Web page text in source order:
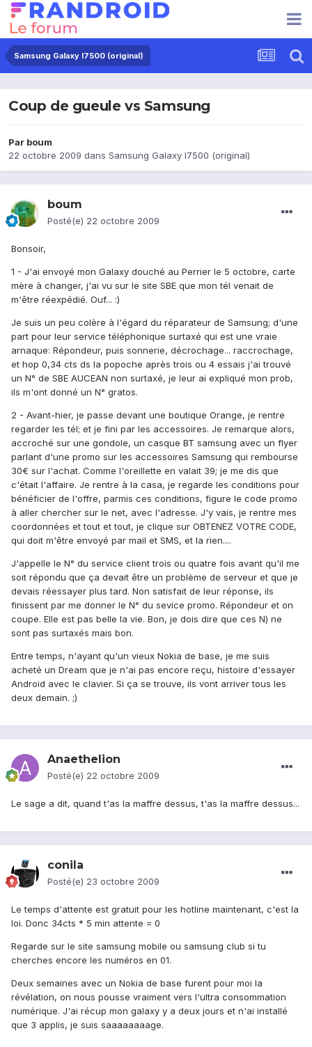
Samsung Galaxy I7500 (original)
Coup de gueule vs Samsung
Par boum
22 octobre 2009 dans Samsung Galaxy I7500 (original)
boum
Posté(e) 22 octobre 2009
Bonsoir,
1 - J'ai envoyé mon Galaxy douché au Perrier le 5 octobre, carte
mère à changer, j'ai vu sur le site SBE que mon tél venait de
m'être réexpédié. Ouf... :)
Je suis un peu colère à l'égard du réparateur de Samsung; d'une
part pour leur service téléphonique surtaxé qui est une vraie
arnaque: Répondeur, puis sonnerie, décrochage... raccrochage,
et hop 0,34 cts ds la popoche après trois ou 4 essais j'ai trouvé
un N° de SBE AUCEAN non surtaxé, je leur ai expliqué mon prob,
ils m'ont donné un N° gratos.
2 - Avant-hier, je passe devant une boutique Orange, je rentre
regarder les tél; et je fini par les accessoires. Je remarque alors,
accroché sur une gondole, un casque BT samsung avec un flyer
parlant d'une promo sur les accessoires Samsung qui rembourse
30€ sur l'achat. Comme l'oreillette en valait 39; je me dis que
c'était l'affaire. Je rentre à la casa, je regarde les conditions pour
bénéficier de l'offre, parmis ces conditions, figure le code promo
à aller chercher sur le net, avec l'adresse. J'y vais, je rentre mes
coordonnées et tout et tout, je clique sur OBTENEZ VOTRE CODE,
qui doit m'être envoyé par mail et SMS, et la rien....
J'appelle le N° du service client trois ou quatre fois avant qu'il me
soit répondu que ça devait être un problème de serveur et que je
devais réessayer plus tard. Non satisfait de leur réponse, ils
finissent par me donner le N° du sevice promo. Répondeur et on
coupe. Elle est pas belle la vie. Bon, je dois dire que ces N) ne
sont pas surtaxés mais bon.
Entre temps, n'ayant qu'un vieux Nokia de base, je me suis
acheté un Dream que je n'ai pas encore reçu, histoire d'essayer
Android avec le clavier. Si ça se trouve, ils vont arriver tous les
deux demain. ;)
Anaethelion
Posté(e) 22 octobre 2009
Le sage a dit, quand t'as la maffre dessus, t'as la maffre dessus...
conila
Posté(e) 23 octobre 2009
Le temps d'attente est gratuit pour les hotline maintenant, c'est la
loi. Donc 34cts * 5 min attente = 0
Regarde sur le site samsung mobile ou samsung club si tu
cherches encore les numéros en 01.
Deux semaines avec un Nokia de base furent pour moi la
révélation, on nous pousse vraiment vers l'ultra consommation
numérique. J'ai récup mon galaxy y a deux jours et n'ai installé
que 3 applis, je suis saaaaaaaage.